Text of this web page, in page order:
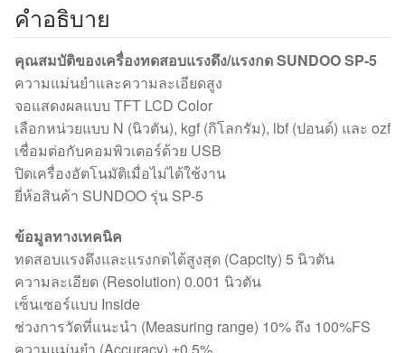
คำอธิบาย
คุณสมบัติของเครื่องทดสอบแรงดึง/แรงกด SUNDOO SP-5
ความแม่นยำและความละเอียดสูง
จอแสดงผลแบบ TFT LCD Color
เลือกหน่วยแบบ N (นิวตัน), kgf (กิโลกรัม), lbf (ปอนด์) และ ozf
เชื่อมต่อกับคอมพิวเตอร์ด้วย USB
ปิดเครื่องอัตโนมัติเมื่อไม่ได้ใช้งาน
ยี่ห้อสินค้า SUNDOO รุ่น SP-5
ข้อมูลทางเทคนิค
ทดสอบแรงดึงและแรงกดได้สูงสุด (Capcity) 5 นิวตัน
ความละเอียด (Resolution) 0.001 นิวตัน
เซ็นเซอร์แบบ Inside
ช่วงการวัดที่แนะนำ (Measuring range) 10% ถึง 100%FS
ความแม่นยำ (Accuracy) ±0.5%